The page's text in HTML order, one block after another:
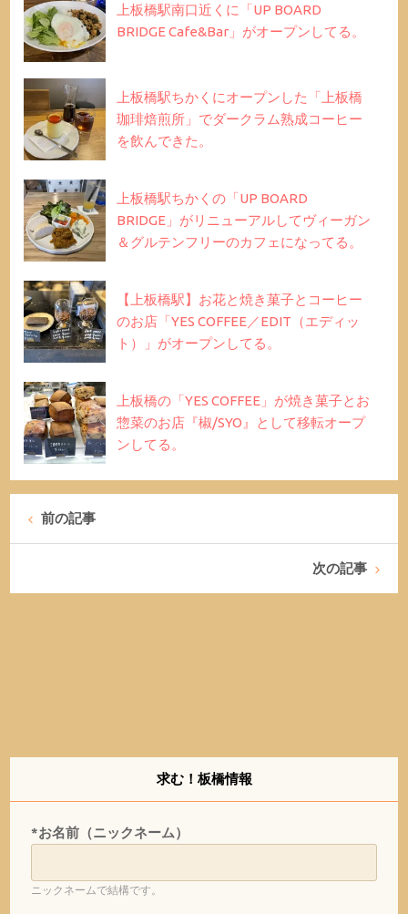
上板橋駅南口近くに「UP BOARD
BRIDGE Cafe&Bar」がオープンしてる。
上板橋駅ちかくにオープンした「上板橋
珈琲焙煎所」でダークラム熟成コーヒー
を飲んできた。
上板橋駅ちかくの「UP BOARD
BRIDGE」がリニューアルしてヴィーガン
＆グルテンフリーのカフェになってる。
【上板橋駅】お花と焼き菓子とコーヒー
のお店「YES COFFEE／EDIT（エディッ
ト）」がオープンしてる。
上板橋の「YES COFFEE」が焼き菓子とお
惣菜のお店『椒/SYO』として移転オープ
ンしてる。
前の記事
次の記事
求む！板橋情報
*お名前（ニックネーム）
ニックネームで結構です。